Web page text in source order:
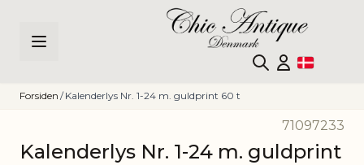
Forsiden / Kalenderlys Nr. 1-24 m. guldprint 60 t
71097233
Kalenderlys Nr. 1-24 m. guldprint